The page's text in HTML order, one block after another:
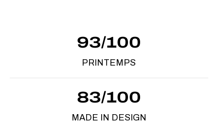
93/100
PRINTEMPS
83/100
MADE IN DESIGN